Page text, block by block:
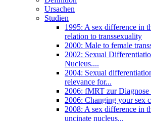
Ursachen
Studien
1995: A sex difference in
relation to transsexuality
2000: Male to female
2002: Sexual
Nucleus....
2004: Sexual
relevance for...
2006: fMRT zur Diagnose
2006: Changing your sex
2008: A sex difference in
uncinate nucleus...